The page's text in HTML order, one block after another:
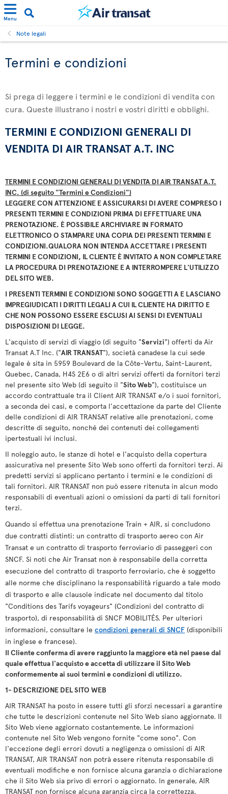
Menu
Note legali
Termini e condizioni
Si prega di leggere i termini e le condizioni di vendita con
cura. Queste illustrano i nostri e vostri diritti e obblighi.
TERMINI E CONDIZIONI GENERALI DI
VENDITA DI AIR TRANSAT A.T. INC
TERMINI E CONDIZIONI GENERALI DI VENDITA DI AIR TRANSAT A.T.
INC. (di seguito "Termini e Condizioni")
LEGGERE CON ATTENZIONE E ASSICURARSI DI AVERE COMPRESO I
PRESENTI TERMINI E CONDIZIONI PRIMA DI EFFETTUARE UNA
PRENOTAZIONE. È POSSIBILE ARCHIVIARE IN FORMATO
ELETTRONICO O STAMPARE UNA COPIA DEI PRESENTI TERMINI E
CONDIZIONI.QUALORA NON INTENDA ACCETTARE I PRESENTI
TERMINI E CONDIZIONI, IL CLIENTE È INVITATO A NON COMPLETARE
LA PROCEDURA DI PRENOTAZIONE E A INTERROMPERE L'UTILIZZO
DEL SITO WEB.
I PRESENTI TERMINI E CONDIZIONI SONO SOGGETTI A E LASCIANO
IMPREGIUDICATI I DIRITTI LEGALI A CUI IL CLIENTE HA DIRITTO E
CHE NON POSSONO ESSERE ESCLUSI AI SENSI DI EVENTUALI
DISPOSIZIONI DI LEGGE.
L'acquisto di servizi di viaggio (di seguito "Servizi") offerti da Air
Transat A.T Inc. ("AIR TRANSAT"), società canadese la cui sede
legale è sita in 5959 Boulevard de la Côte-Vertu, Saint-Laurent,
Quebec, Canada, H4S 2E6 o di altri servizi offerti da fornitori terzi
nel presente sito Web (di seguito il "Sito Web"), costituisce un
accordo contrattuale tra il Client AIR TRANSAT e/o i suoi fornitori,
a seconda dei casi, e comporta l'accettazione da parte del Cliente
delle condizioni di AIR TRANSAT relative alle prenotazioni, come
descritte di seguito, nonché dei contenuti dei collegamenti
ipertestuali ivi inclusi.
Il noleggio auto, le stanze di hotel e l'acquisto della copertura
assicurativa nel presente Sito Web sono offerti da fornitori terzi. Ai
predetti servizi si applicano pertanto i termini e le condizioni di
tali fornitori. AIR TRANSAT non può essere ritenuta in alcun modo
responsabili di eventuali azioni o omissioni da parti di tali fornitori
terzi.
Quando si effettua una prenotazione Train + AIR, si concludono
due contratti distinti: un contratto di trasporto aereo con Air
Transat e un contratto di trasporto ferroviario di passeggeri con
SNCF. Si noti che Air Transat non è responsabile della corretta
esecuzione del contratto di trasporto ferroviario, che è soggetto
alle norme che disciplinano la responsabilità riguardo a tale modo
di trasporto e alle clausole indicate nel documento dal titolo
"Conditions des Tarifs voyageurs" (Condizioni del contratto di
trasporto), di responsabilità di SNCF MOBILITÉS. Per ulteriori
informazioni, consultare le condizioni generali di SNCF (disponibili
in inglese e francese).
Il Cliente conferma di avere raggiunto la maggiore età nel paese dal
quale effettua l'acquisto e accetta di utilizzare il Sito Web
conformemente ai suoi termini e condizioni di utilizzo.
1- DESCRIZIONE DEL SITO WEB
AIR TRANSAT ha posto in essere tutti gli sforzi necessari a garantire
che tutte le descrizioni contenute nel Sito Web siano aggiornate. Il
Sito Web viene aggiornato costantemente. Le informazioni
contenute nel Sito Web vengono fornite "come sono". Con
l'eccezione degli errori dovuti a negligenza o omissioni di AIR
TRANSAT, AIR TRANSAT non potrà essere ritenuta responsabile di
eventuali modifiche e non fornisce alcuna garanzia o dichiarazione
che il Sito Web sia privo di errori o aggiornato. In generale, AIR
TRANSAT non fornisce alcuna garanzia circa la correttezza,